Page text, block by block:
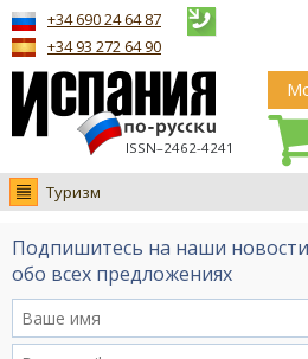
ISSN–2462-4241
+34 690 24 64 87
+34 93 272 64 90
Туризм
Новости
Интервью
Видео Ruso.TV
Подпишитесь на наши
обо всех предложениях